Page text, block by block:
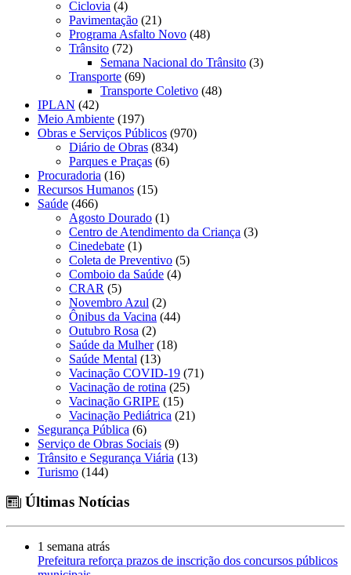
Ciclovia (4)
Pavimentação (21)
Programa Asfalto Novo (48)
Trânsito (72)
Semana Nacional do Trânsito (3)
Transporte (69)
Transporte Coletivo (48)
IPLAN (42)
Meio Ambiente (197)
Obras e Serviços Públicos (970)
Diário de Obras (834)
Parques e Praças (6)
Procuradoria (16)
Recursos Humanos (15)
Saúde (466)
Agosto Dourado (1)
Centro de Atendimento da Criança (3)
Cinedebate (1)
Coleta de Preventivo (5)
Comboio da Saúde (4)
CRAR (5)
Novembro Azul (2)
Ônibus da Vacina (44)
Outubro Rosa (2)
Saúde da Mulher(18)
Saúde Mental (13)
Vacinação COVID-19 (71)
Vacinação de rotina (25)
Vacinação GRIPE (15)
Vacinação Pediátrica (21)
Segurança Pública (6)
Serviço de Obras Sociais (9)
Trânsito e Segurança Viária (13)
Turismo (144)
Últimas Notícias
1 semana atrás
Prefeitura reforça prazos de inscrição dos concursos públicos